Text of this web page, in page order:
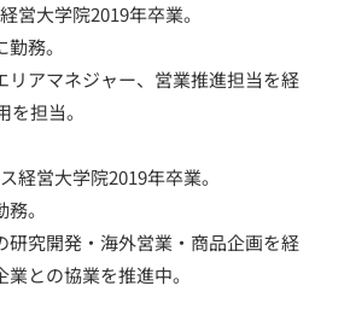
営大学院2019年卒業。
務。
リアマネジャー、営業推進担当を経
担当。
経営大学院2019年卒業。
。
研究開発・海外営業・商品企画を経
との協業を推進中。